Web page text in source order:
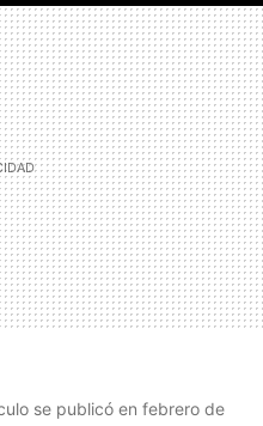
MAIL
se publicó en febrero de